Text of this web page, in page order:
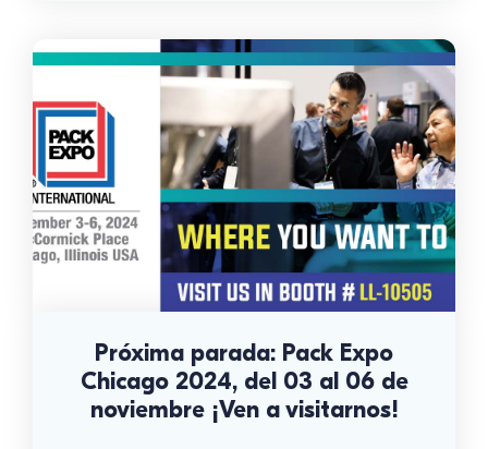
Próxima parada: Pack Expo
Chicago 2024, del 03 al 06 de
noviembre ¡Ven a visitarnos!